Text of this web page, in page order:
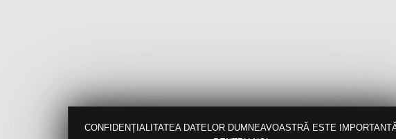
CONFIDENȚIALITATEA DATELOR DUMNEAVOASTRĂ ESTE